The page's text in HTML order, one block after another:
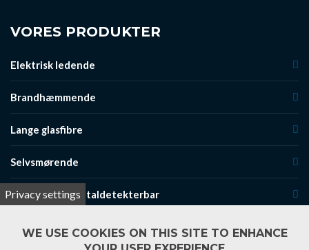
VORES PRODUKTER
Elektrisk ledende
Brandhæmmende
Lange glasfibre
Selvsmørende
Røntgen- og metaldetekterbar
Jetclean
Privacy settings
WE USE COOKIES ON THIS SITE TO ENHANCE